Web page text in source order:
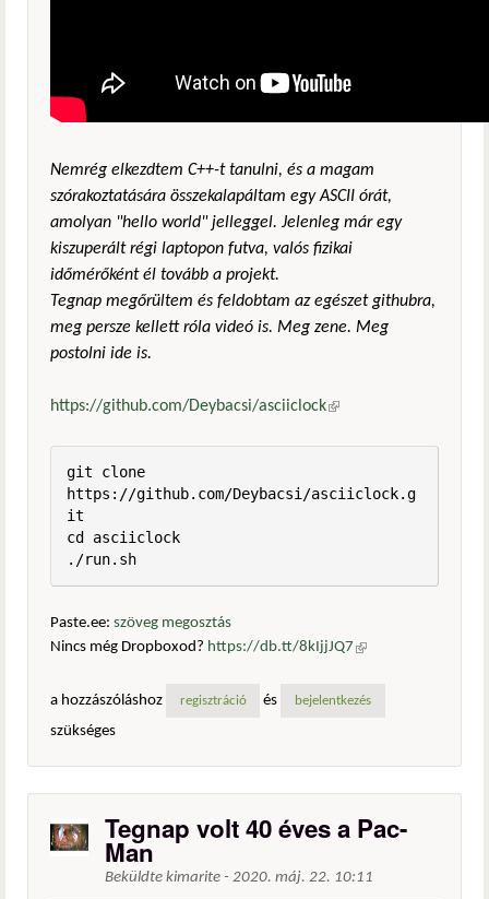
Nemrég elkezdtem C++-t tanulni, és a magam
szórakoztatására összekalapáltam egy ASCII órát,
amolyan "hello world" jelleggel. Jelenleg már egy
kiszuperált régi laptopon futva, valós fizikai
időmérőként él tovább a projekt.
Tegnap megőrültem és feldobtam az egészet githubra,
meg persze kellett róla videó is. Meg zene. Meg
postolni ide is.
https://github.com/Deybacsi/asciiclock(külső hivatkozás)
git clone
https://github.com/Deybacsi/asciiclock.g
it
cd asciiclock
./run.sh
Paste.ee: szöveg megosztás
Nincs még Dropboxod? https://db.tt/8kIjjJQ7 (külső
a hozzászóláshoz
regisztráció és bejelentkezés
szükséges
Tegnap volt 40 éves a Pac-
Man
Beküldte kimarite - 2020. máj. 22. 10:11